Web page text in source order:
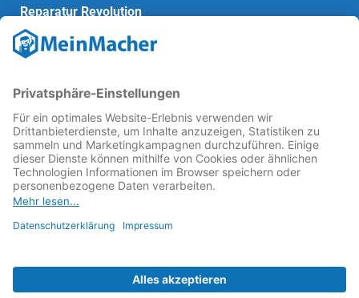
Reparatur Revolution
MeinMacher ist eine Marke der
kämpft als Gründungsmitglied des
Reparaturbedingungen: Für Produkte, die sich gut
reparieren lassen, für günstigere Ersatzteile und den
Erhalt der reparierenden Betriebe und des Reparatur-
Know-hows in Deutschland.
Weitere Informationen
Fachhändler finden
Über uns